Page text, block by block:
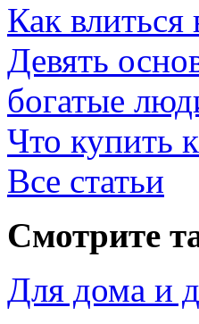
Как влиться
Девять
богатые
Что купить
Все статьи
Смотрите
Для дома и